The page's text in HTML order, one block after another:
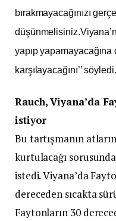
bırakmayacağınızı
yapıp yapamayacağına
karşılayacağını’’ söyledi.
Rauch, Viyana’da
istiyor
Bu tartışmanın
kurtulacağı
istedi. Viyana’da
dereceden sıcakta
Faytonların 30